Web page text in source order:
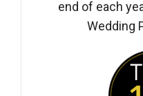
end of each
Wedding